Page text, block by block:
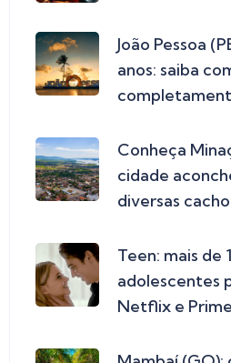
João Pessoa
anos: saiba
Conheça
cidade
diversas
Teen: mais de
adolescentes
Netflix e